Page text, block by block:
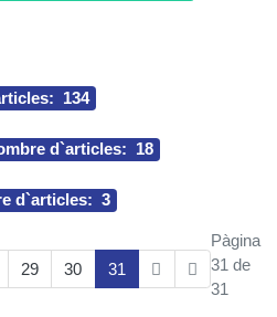
134
d`articles: 18
d`articles: 3
Pàgina
31 de
31
29 30 31